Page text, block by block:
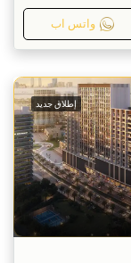
واتس اب
إطلاق جديد